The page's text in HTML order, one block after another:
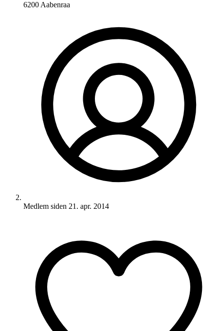
6200 Aabenraa
Medlem siden 21. apr. 2014